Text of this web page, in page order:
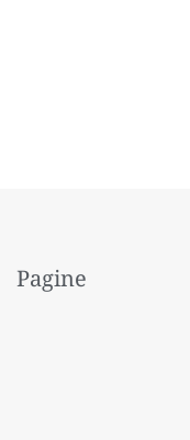
Pagine